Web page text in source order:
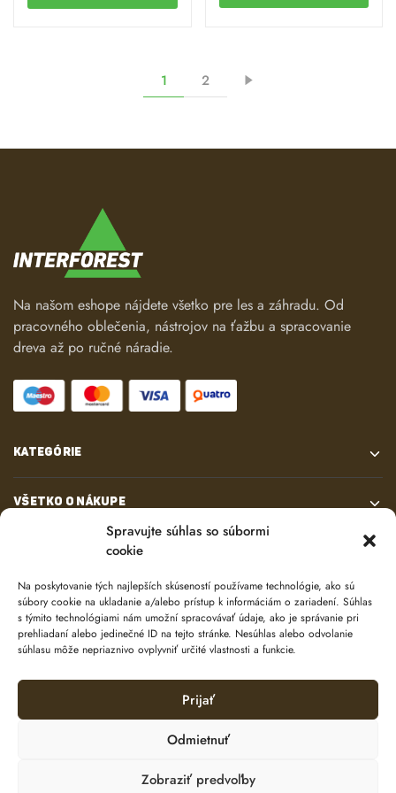
Spravujte súhlas so súbormi
cookie
Na poskytovanie tých najlepších skúseností používame technológie, ako sú
súbory cookie na ukladanie a/alebo prístup k informáciám o zariadení. Súhlas
s týmito technológiami nám umožní spracovávať údaje, ako je správanie pri
prehliadaní alebo jedinečné ID na tejto stránke. Nesúhlas alebo odvolanie
súhlasu môže nepriaznivo ovplyvniť určité vlastnosti a funkcie.
Prijať
Odmietnuť
Zobraziť predvoľby
Áno, originálne skrutky kľukovej skrine sú dimenzované na
vibrácií, čo môže viesť k netesnosti skrine.
Kompletné kľukové hriadele a sady ložísk
Tesniace guferá a O-krúžky uzáverov
Sady tesnení pre kľukovú skriňu a valec
Svorníky vodiacej lišty a pevnostné skrutky
Viac informácií nájdete na oficiálnej stránke STIHL výrobcu.
1 2
Na našom eshope nájdete všetko pre les a záhradu. Od
pracovného oblečenia, nástrojov na ťažbu a spracovanie
dreva až po ručné náradie.
KATEGÓRIE
VŠETKO O NÁKUPE
© 2024 e-shop od
Ochrana osobných údajov